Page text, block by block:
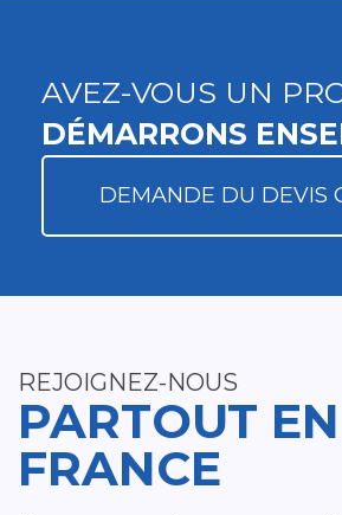
AVEZ-VOUS UN
DÉMARRONS
DEMANDE DU DEVIS
REJOIGNEZ-NOUS
PARTOUT EN
FRANCE